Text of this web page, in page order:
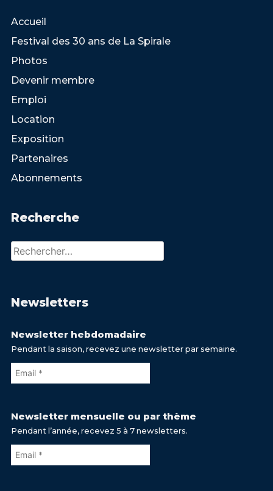
Accueil
Festival des 30 ans de La Spirale
Photos
Devenir membre
Emploi
Location
Exposition
Partenaires
Abonnements
Recherche
Rechercher :
Newsletters
Newsletter hebdomadaire
Pendant la saison, recevez une newsletter par semaine.
Newsletter mensuelle ou par thème
Pendant l’année, recevez 5 à 7 newsletters.